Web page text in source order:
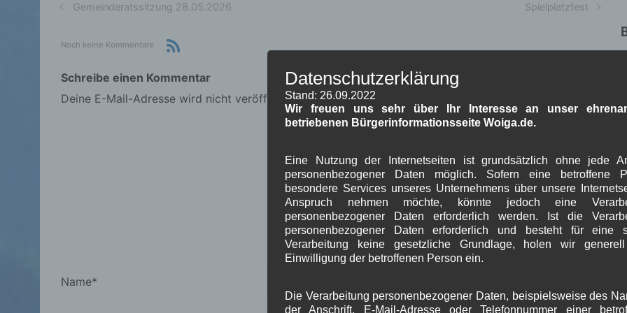
Gemeinderatssitzung 28.05.2026 Spielplatzfest
Noch keine Kommentare
Schreibe einen Kommentar
Deine E-Mail-Adresse wird nicht veröffentlicht. Erforderliche Felder sind mit
Name*
Datenschutzerklärung
Stand: 26.09.2022
Wir freuen uns sehr über Ihr Interesse an unser
betriebenen Bürgerinformationsseite Woiga.de.
Eine Nutzung der Internetseiten ist grundsätzlich ohne jede
personenbezogener Daten möglich. Sofern eine betroffene
besondere Services unseres Unternehmens über unsere
Anspruch nehmen möchte, könnte jedoch eine
personenbezogener Daten erforderlich werden. Ist die
personenbezogener Daten erforderlich und besteht für eine
Verarbeitung keine gesetzliche Grundlage, holen wir
Einwilligung der betroffenen Person ein.
Die Verarbeitung personenbezogener Daten, beispielsweise des
der Anschrift, E-Mail-Adresse oder Telefonnummer einer